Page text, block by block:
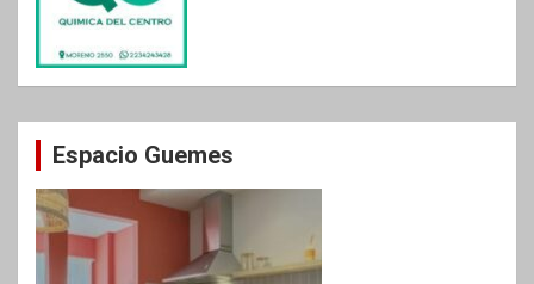
Espacio Guemes